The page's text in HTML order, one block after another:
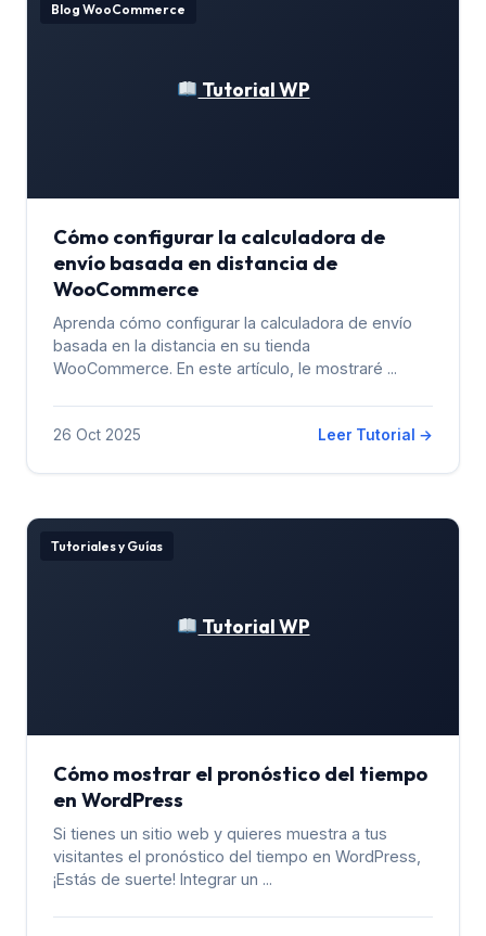
Tutorial WP
Blog WooCommerce
Cómo configurar la calculadora de
envío basada en distancia de
WooCommerce
Aprenda cómo configurar la calculadora de envío
basada en la distancia en su tienda
WooCommerce. En este artículo, le mostraré ...
26 Oct 2025 Leer Tutorial →
Tutorial WP
Tutoriales y Guías
Cómo mostrar el pronóstico del tiempo
en WordPress
Si tienes un sitio web y quieres muestra a tus
visitantes el pronóstico del tiempo en WordPress,
¡Estás de suerte! Integrar un ...